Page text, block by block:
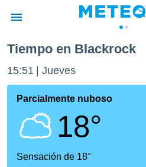
de
ha
que se
calidad.
a este
Tiempo en Blackrock
15:51 Jueves
Parcialmente nuboso
18°
Sensación de 18°